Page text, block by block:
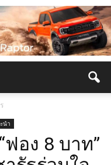
นำ
ฟอง 8 บาท”